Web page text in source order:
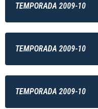
TEMPORADA 2009-10
TEMPORADA 2009-10
TEMPORADA 2009-10